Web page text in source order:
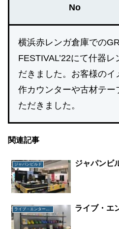
No
横浜赤レンガ倉庫での
FESTIVAL’22にて什器
だきました。お客様のイ
作カウンターや古材テー
ただきました。
関連記事
ジャパンビルド ジャパンビ
ライブ・エンターテイメント EXPO ライブ・エ